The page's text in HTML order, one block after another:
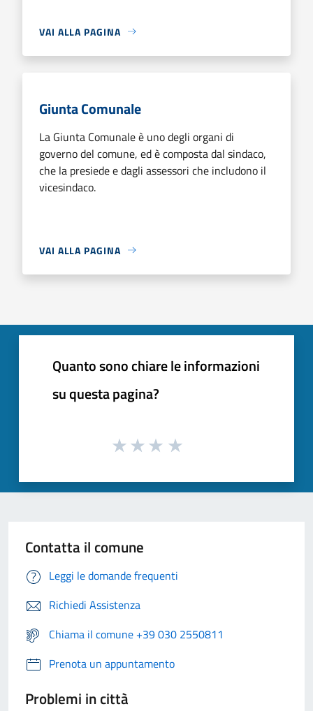
VAI ALLA PAGINA
Giunta Comunale
La Giunta Comunale è uno degli organi di
governo del comune, ed è composta dal sindaco,
che la presiede e dagli assessori che includono il
vicesindaco.
VAI ALLA PAGINA
Quanto sono chiare le informazioni
su questa pagina?
Contatta il comune
Leggi le domande frequenti
Richiedi Assistenza
Chiama il comune +39 030 2550811
Prenota un appuntamento
Problemi in città